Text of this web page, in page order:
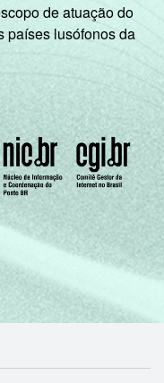
de atuação do
países lusófonos da